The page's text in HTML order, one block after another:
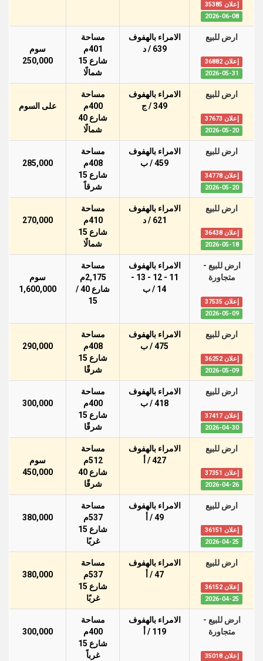
إعلان 35385
2026-06-08
ارض للبيع
إعلان 36882
2026-05-31
الامراء بالهفوف
639 / د
مساحة
401م
شارع 15
شمالًا
سوم
250,000
ارض للبيع
إعلان 37673
2026-05-20
الامراء بالهفوف
349 / ج
مساحة
400م
شارع 40
شمالًا
على السوم
ارض للبيع
إعلان 34778
2026-05-20
الامراء بالهفوف
459 / ب
مساحة
408م
شارع 15
شرقاً
285,000
ارض للبيع
إعلان 36438
2026-05-18
الامراء بالهفوف
621 / د
مساحة
410م
شارع 15
شمالًا
270,000
ارض للبيع -
متجاورة
إعلان 37535
2026-05-09
الامراء بالهفوف
11 - 12 - 13 -
14 / ب
مساحة
2,175م
شارع 40 /
15
سوم
1,600,000
ارض للبيع
إعلان 36252
2026-05-09
الامراء بالهفوف
475 / ب
مساحة
408م
شارع 15
شرقًا
290,000
ارض للبيع
إعلان 37417
2026-04-30
الامراء بالهفوف
418 / ب
مساحة
400م
شارع 15
شرقًا
300,000
ارض للبيع
إعلان 37351
2026-04-26
الامراء بالهفوف
427 / أ
مساحة
512م
شارع 40
شرقًا
سوم
450,000
ارض للبيع
إعلان 36151
2026-04-25
الامراء بالهفوف
49 / أ
مساحة
537م
شارع 15
غربًا
380,000
ارض للبيع
إعلان 36152
2026-04-25
الامراء بالهفوف
47 / أ
مساحة
537م
شارع 15
غربًا
380,000
ارض للبيع -
متجاورة
إعلان 35018
الامراء بالهفوف
119 / أ
مساحة
400م
شارع 15
غرباً
300,000